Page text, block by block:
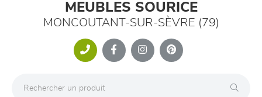
MEUBLES SOURICE
MONCOUTANT-SUR-SÈVRE (79)